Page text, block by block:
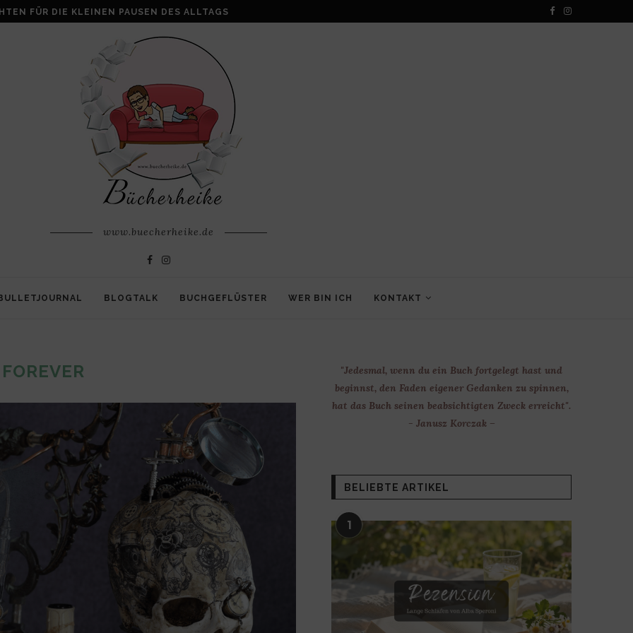
WENN AUS VERLUST FAMILIE ENTSTEHT
www.buecherheike.de
BLOGTALK BUCHGEFLÜSTER WER BIN ICH KONTAKT
FOREVER
"Jedesmal, wenn du ein Buch fortgelegt hast und
beginnst, den Faden eigener Gedanken zu spinnen,
hat das Buch seinen beabsichtigten Zweck erreicht".
- Janusz Korczak –
BELIEBTE ARTIKEL
1